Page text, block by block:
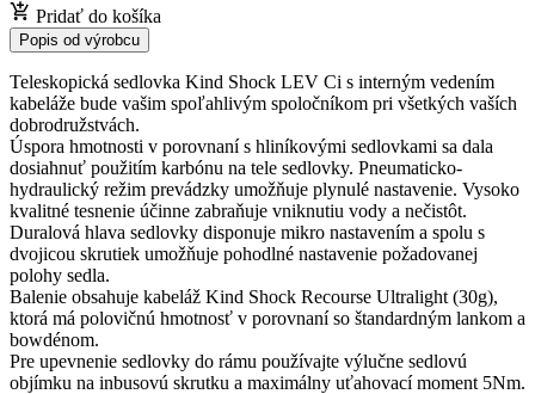
Pridať do košíka
Popis od výrobcu
Teleskopická sedlovka Kind Shock LEV Ci s interným vedením
kabeláže bude vašim spoľahlivým spoločníkom pri všetkých vaších
dobrodružstvách.
Úspora hmotnosti v porovnaní s hliníkovými sedlovkami sa dala
dosiahnuť použitím karbónu na tele sedlovky. Pneumaticko-
hydraulický režim prevádzky umožňuje plynulé nastavenie. Vysoko
kvalitné tesnenie účinne zabraňuje vniknutiu vody a nečistôt.
Duralová hlava sedlovky disponuje mikro nastavením a spolu s
dvojicou skrutiek umožňuje pohodlné nastavenie požadovanej
polohy sedla.
Balenie obsahuje kabeláž Kind Shock Recourse Ultralight (30g),
ktorá má polovičnú hmotnosť v porovnaní so štandardným lankom a
bowdénom.
Pre upevnenie sedlovky do rámu používajte výlučne sedlovú
objímku na inbusovú skrutku a maximálny uťahovací moment 5Nm.